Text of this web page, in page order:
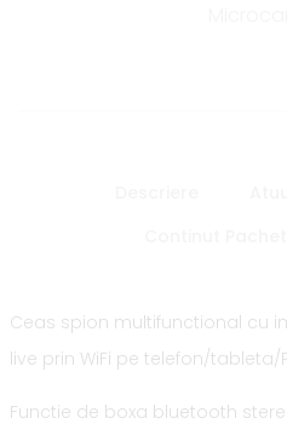
Ceas spion multifunctional cu
live prin WiFi pe telefon/tableta/
Functie de boxa bluetooth